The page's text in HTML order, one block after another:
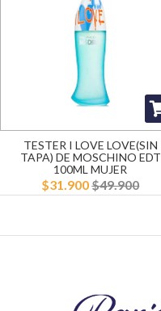
TESTER I LOVE LOVE(SIN
TAPA) DE MOSCHINO EDT
100ML MUJER
$31.900$49.900